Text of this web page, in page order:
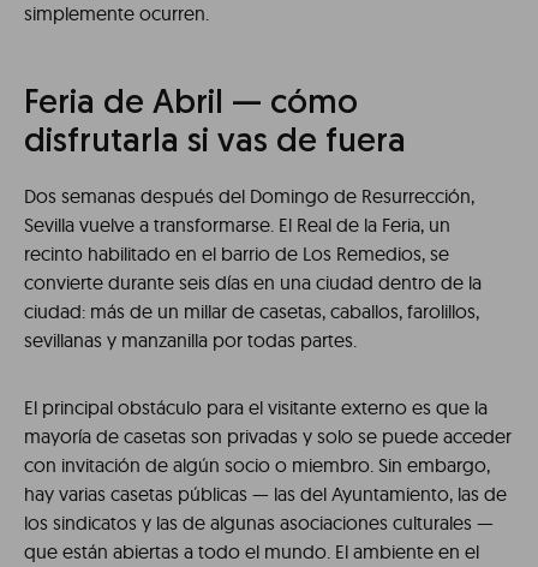
simplemente ocurren.
Feria de Abril — cómo
disfrutarla si vas de fuera
Dos semanas después del Domingo de Resurrección,
Sevilla vuelve a transformarse. El Real de la Feria, un
recinto habilitado en el barrio de Los Remedios, se
convierte durante seis días en una ciudad dentro de la
ciudad: más de un millar de casetas, caballos, farolillos,
sevillanas y manzanilla por todas partes.
El principal obstáculo para el visitante externo es que la
mayoría de casetas son privadas y solo se puede acceder
con invitación de algún socio o miembro. Sin embargo,
hay varias casetas públicas — las del Ayuntamiento, las de
los sindicatos y las de algunas asociaciones culturales —
que están abiertas a todo el mundo. El ambiente en el